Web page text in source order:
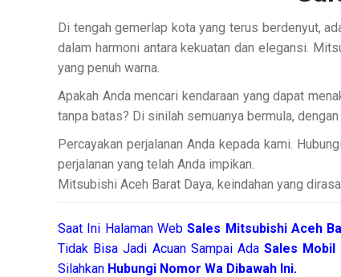
Di tengah gemerlap kota yang terus berdenyut,
dalam harmoni antara kekuatan dan elegansi.
yang penuh warna.
Apakah Anda mencari kendaraan yang dapat
tanpa batas? Di sinilah semuanya bermula,
Percayakan perjalanan Anda kepada kami.
perjalanan yang telah Anda impikan.
Mitsubishi Aceh Barat Daya, keindahan yang
Saat Ini Halaman WebSales Mitsubishi Aceh
Tidak Bisa Jadi Acuan Sampai Ada Sales Mobil
Silahkan Hubungi Nomor Wa Dibawah Ini.